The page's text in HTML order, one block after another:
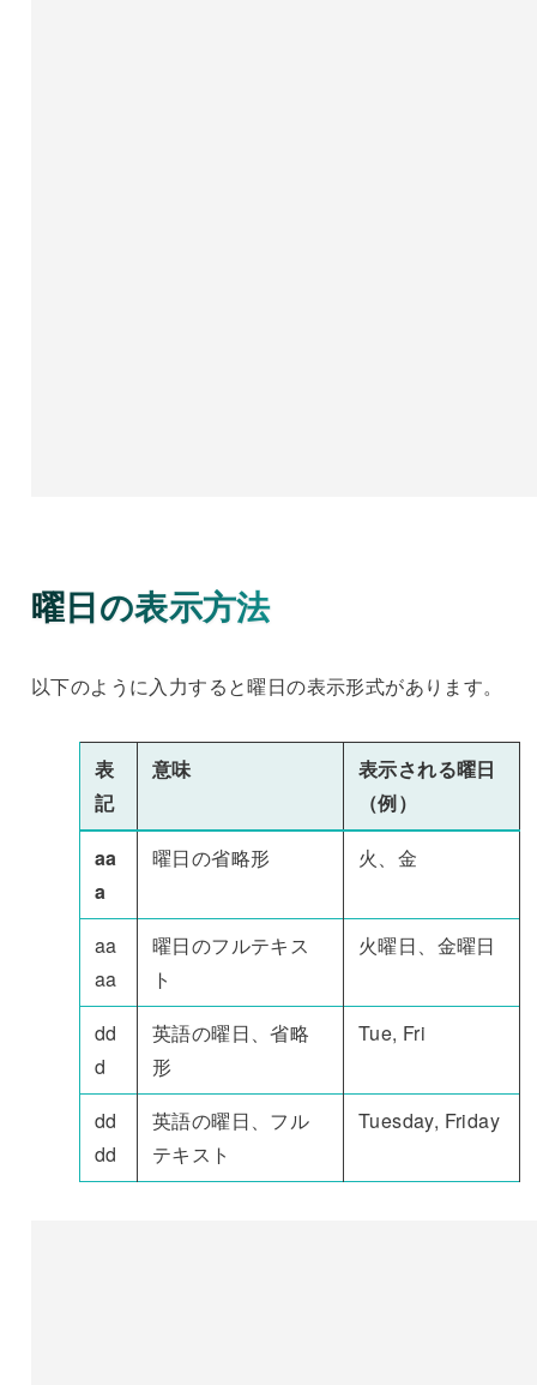
曜日の表示方法
以下のように入力すると曜日の表示形式があります。
表
記
意味
表示される曜日
（例）
aa
a
曜日の省略形 火、金
aa
aa
曜日のフルテキス
ト
火曜日、金曜日
dd
d
英語の曜日、省略
形
Tue, Fri
dd
dd
英語の曜日、フル
テキスト
Tuesday, Friday